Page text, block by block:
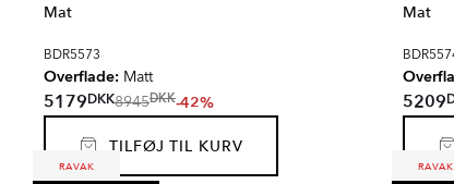
Mat
BDR5573
Overflade: Matt
5179DKK8945DKK-42%
TILFØJ TIL KURV
Mat
5209
RAVAK RAVAK